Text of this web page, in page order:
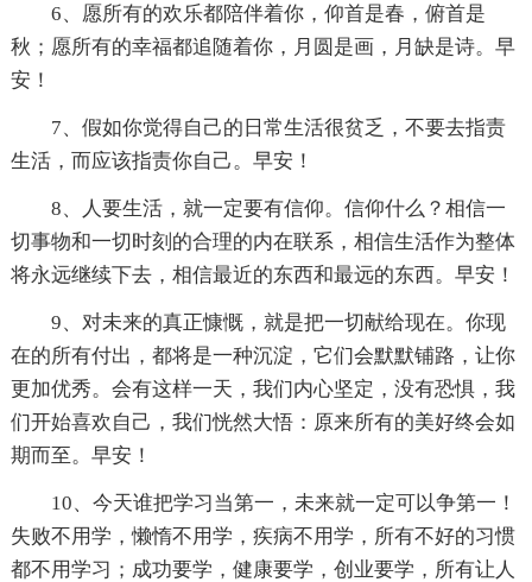
6、愿所有的欢乐都陪伴着你，仰首是春，俯首是
秋；愿所有的幸福都追随着你，月圆是画，月缺是诗。早
安！
7、假如你觉得自己的日常生活很贫乏，不要去指责
生活，而应该指责你自己。早安！
8、人要生活，就一定要有信仰。信仰什么？相信一
切事物和一切时刻的合理的内在联系，相信生活作为整体
将永远继续下去，相信最近的东西和最远的东西。早安！
9、对未来的真正慷慨，就是把一切献给现在。你现
在的所有付出，都将是一种沉淀，它们会默默铺路，让你
更加优秀。会有这样一天，我们内心坚定，没有恐惧，我
们开始喜欢自己，我们恍然大悟：原来所有的美好终会如
期而至。早安！
10、今天谁把学习当第一，未来就一定可以争第一！
失败不用学，懒惰不用学，疾病不用学，所有不好的习惯
都不用学习；成功要学，健康要学，创业要学，所有让人